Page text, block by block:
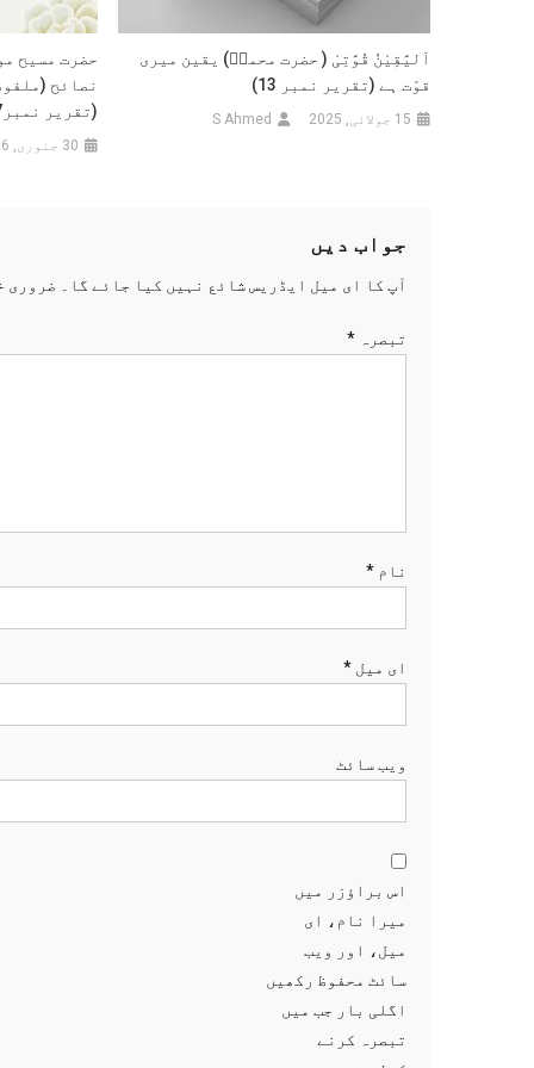
اَلیَّقِیْنُ قُوَّتِیْ ( حضرت محمدؐ) یقین میری
قوّت ہے (تقریر نمبر 13)
15 جولائی, 2025 S Ahmed
حضرت مسیح
(تقریر نمبر7)
30 جنوری, 2026
جواب دیں
آپ کا ای میل ایڈریس شائع نہیں کیا جائے گا۔ ضروری
تبصرہ *
نام *
ای میل *
ویب‌ سائٹ
اس براؤزر میں
میرا نام، ای
میل، اور ویب
سائٹ محفوظ رکھیں
اگلی بار جب میں
تبصرہ کرنے